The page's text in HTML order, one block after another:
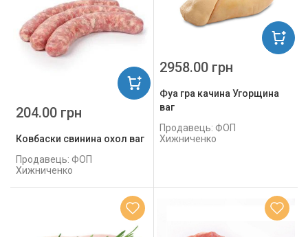
Ковбаски свинина охол ваг
Продавець: ФОП
Хижниченко
204.00 грн
Фуа гра качина Угорщина
ваг
Продавець: ФОП
Хижниченко
2958.00 грн